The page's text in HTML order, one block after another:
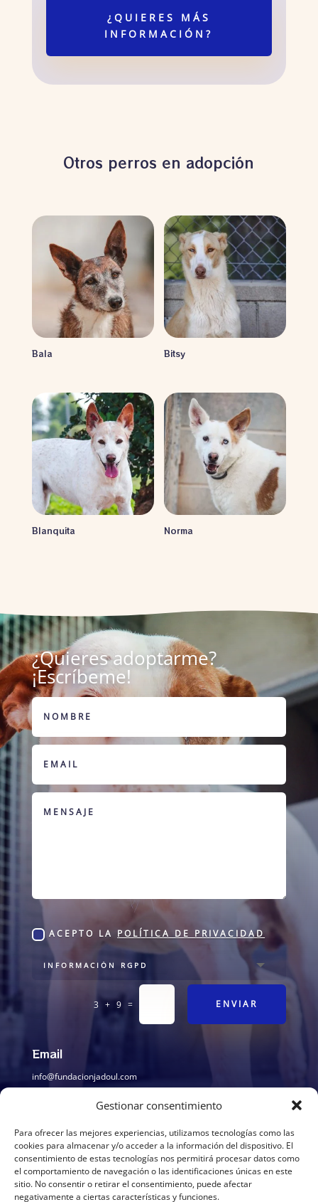
Gestionar consentimiento
Para ofrecer las mejores experiencias, utilizamos tecnologías como las
cookies para almacenar y/o acceder a la información del dispositivo. El
consentimiento de estas tecnologías nos permitirá procesar datos como
el comportamiento de navegación o las identificaciones únicas en este
sitio. No consentir o retirar el consentimiento, puede afectar
negativamente a ciertas características y funciones.
¿QUIERES MÁS
INFORMACIÓN?
Otros perros en adopción
Bala Bitsy
Blanquita Norma
¿Quieres adoptarme?
¡Escríbeme!
ACEPTO LA POLÍTICA DE PRIVACIDAD
3 + 9 = ENVIAR
Email
info@fundacionjadoul.com
¿Dónde estamos?
Cerca de Cheste (Valencia)